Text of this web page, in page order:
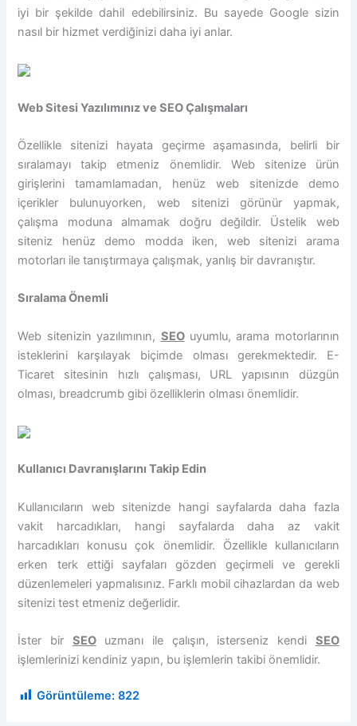
iyi bir şekilde dahil edebilirsiniz. Bu sayede Google sizin
nasıl bir hizmet verdiğinizi daha iyi anlar.
Web Sitesi Yazılımınız ve SEO Çalışmaları
Özellikle sitenizi hayata geçirme aşamasında, belirli bir
sıralamayı takip etmeniz önemlidir. Web sitenize ürün
girişlerini tamamlamadan, henüz web sitenizde demo
içerikler bulunuyorken, web sitenizi görünür yapmak,
çalışma moduna almamak doğru değildir. Üstelik web
siteniz henüz demo modda iken, web sitenizi arama
motorları ile tanıştırmaya çalışmak, yanlış bir davranıştır.
Sıralama Önemli
Web sitenizin yazılımının, SEOuyumlu, arama motorlarının
isteklerini karşılayak biçimde olması gerekmektedir. E-
Ticaret sitesinin hızlı çalışması, URL yapısının düzgün
olması, breadcrumb gibi özelliklerin olması önemlidir.
Kullanıcı Davranışlarını Takip Edin
Kullanıcıların web sitenizde hangi sayfalarda daha fazla
vakit harcadıkları, hangi sayfalarda daha az vakit
harcadıkları konusu çok önemlidir. Özellikle kullanıcıların
erken terk ettiği sayfaları gözden geçirmeli ve gerekli
düzenlemeleri yapmalısınız. Farklı mobil cihazlardan da web
sitenizi test etmeniz değerlidir.
İster bir SEOuzmanı ile çalışın, isterseniz kendi SEO
işlemlerinizi kendiniz yapın, bu işlemlerin takibi önemlidir.
Görüntüleme: 822